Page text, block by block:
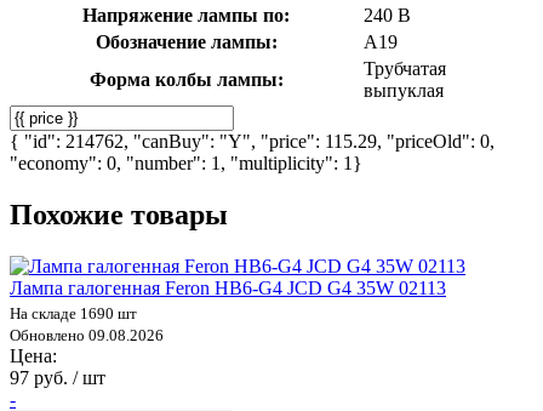
Напряжение лампы по:
240 В
Обозначение лампы:
A19
Форма колбы лампы:
Трубчатая
выпуклая
{ "id": 214762, "canBuy": "Y", "price": 115.29, "priceOld": 0,
"economy": 0, "number": 1, "multiplicity": 1}
Похожие товары
Лампа галогенная Feron HB6-G4 JCD G4 35W 02113
На складе 1690 шт
Обновлено 09.08.2026
Цена:
97 руб. / шт
-